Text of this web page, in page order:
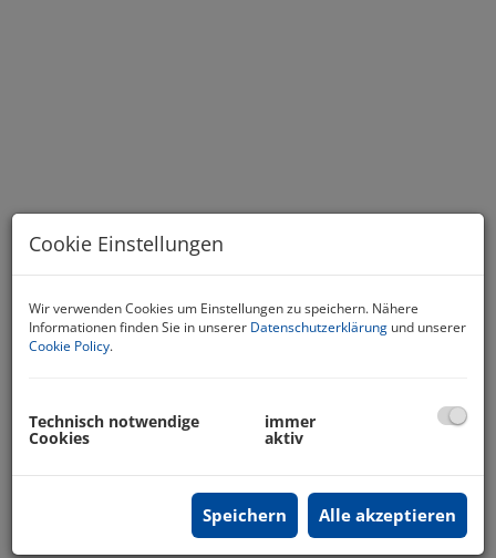
Beschreibung
- Wohnen im Herzen Wiens – nähe Stephansplatz–
Cookie Einstellungen
Wir verwenden Cookies um Einstellungen zu speichern. Nähere
Informationen finden Sie in unserer Datenschutzerklärung und unserer
Cookie Policy.
Technisch notwendige
Cookies
immer
aktiv
Speichern Alle akzeptieren